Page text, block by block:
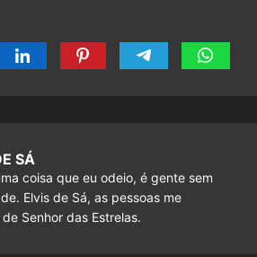
SÁ
coisa que eu odeio, é gente sem
Elvis de Sá, as pessoas me
Senhor das Estrelas.